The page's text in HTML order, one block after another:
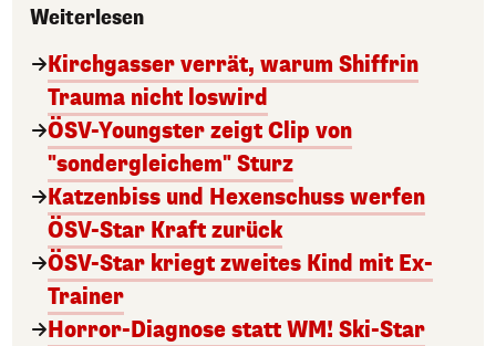
Weiterlesen
Kirchgasser verrät, warum Shiffrin
Trauma nicht loswird
ÖSV-Youngster zeigt Clip von
"sondergleichem" Sturz
Katzenbiss und Hexenschuss werfen
ÖSV-Star Kraft zurück
ÖSV-Star kriegt zweites Kind mit Ex-
Trainer
Horror-Diagnose statt WM! Ski-Star